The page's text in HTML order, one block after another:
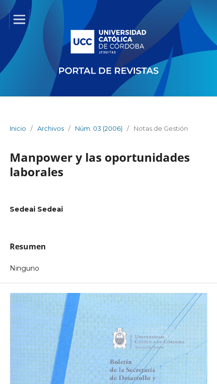
Inicio / Archivos / Núm. 03 (2006) / Notas de Gestión
Manpower y las oportunidades
laborales
Sedeai Sedeai
Resumen
Ninguno